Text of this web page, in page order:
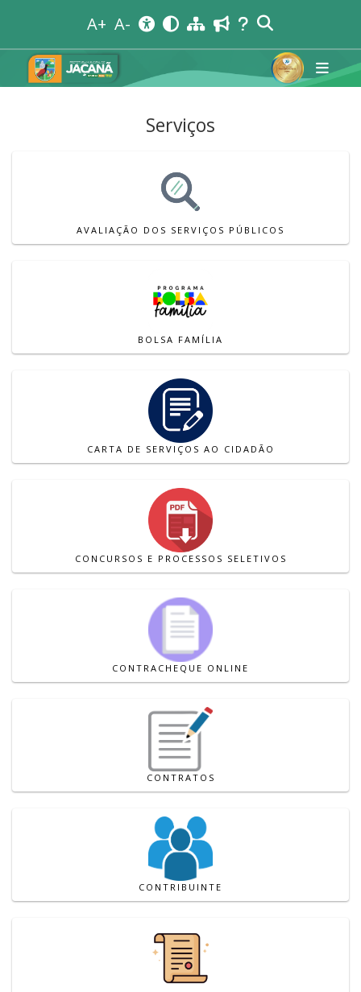
A+ A-
Serviços
AVALIAÇÃO DOS SERVIÇOS PÚBLICOS
BOLSA FAMÍLIA
CARTA DE SERVIÇOS AO CIDADÃO
CONCURSOS E PROCESSOS SELETIVOS
CONTRACHEQUE ONLINE
CONTRATOS
CONTRIBUINTE